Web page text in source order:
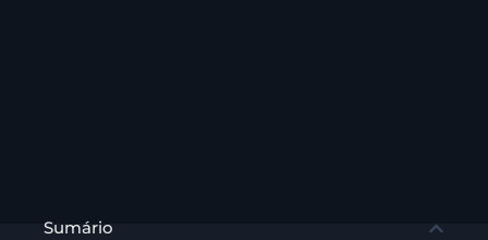
Sumário